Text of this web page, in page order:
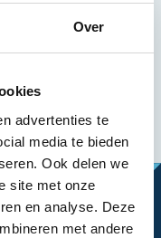
Over
advertenties te
media te bieden
Ook delen we
site met onze
en analyse. Deze
met andere